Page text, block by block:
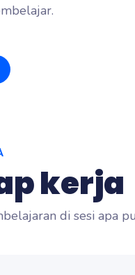
kerja
di sesi apa